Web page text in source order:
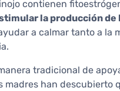
contienen
la producción de
a calmar tanto a la
tradicional de
madres han